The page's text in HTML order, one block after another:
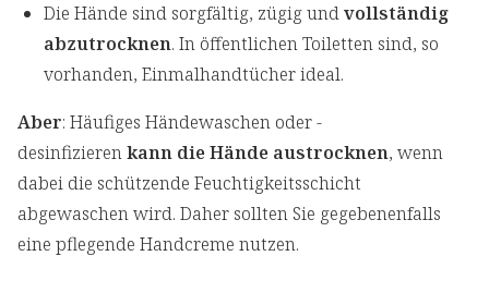
Die Hände sind sorgfältig, zügig undvollständig
abzutrocknen. In öffentlichen Toiletten sind, so
vorhanden, Einmalhandtücher ideal.
Aber: Häufiges Händewaschen oder -
desinfizierenkann die Hände austrocknen, wenn
dabei die schützende Feuchtigkeitsschicht
abgewaschen wird. Daher sollten Sie gegebenenfalls
eine pflegende Handcreme nutzen.